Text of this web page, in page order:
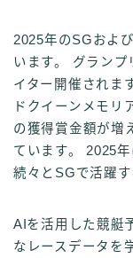
2025年のSGおよ
います。 グラン
イター開催されま
ドクイーンメモリ
の獲得賞金額が増
ています。 2025
続々とSGで活躍
AIを活用した競艇
なレースデータを